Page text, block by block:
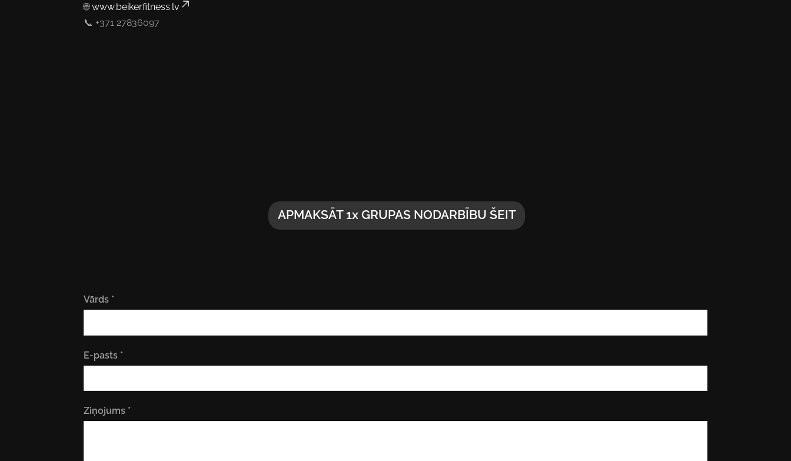
🌐www.beikerfitness.lv
📞 +371 27836097
APMAKSĀT 1x GRUPAS NODARBĪBU ŠEIT
Vārds *
E-pasts *
Ziņojums *